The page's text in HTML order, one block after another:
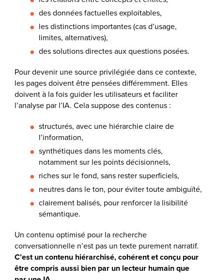
des données factuelles exploitables,
les distinctions importantes (cas d’usage,
limites, alternatives),
des solutions directes aux questions posées.
Pour devenir une source privilégiée dans ce contexte,
les pages doivent être pensées différemment. Elles
doivent à la fois guider les utilisateurs et faciliter
l’analyse par l’IA. Cela suppose des contenus :
structurés, avec une hiérarchie claire de
l’information,
synthétiques dans les moments clés,
notamment sur les points décisionnels,
riches sur le fond, sans rester superficiels,
neutres dans le ton, pour éviter toute ambiguïté,
clairement balisés, pour renforcer la lisibilité
sémantique.
Un contenu optimisé pour la recherche
conversationnelle n’est pas un texte purement narratif.
C’est un contenu hiérarchisé, cohérent et conçu pour
être compris aussi bien par un lecteur humain que